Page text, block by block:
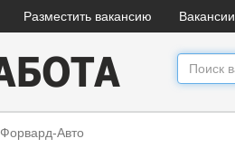
Разместить вакансию Вакансии
Форвард-Авто